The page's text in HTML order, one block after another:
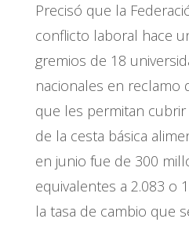
Precisó que la
conflicto laboral hace
gremios de 18
nacionales en reclamo
que les permitan
de la cesta básica
en junio fue de 300
equivalentes a 2.083 o
la tasa de cambio que